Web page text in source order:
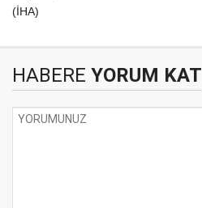
(İHA)
HABERE YORUM KAT